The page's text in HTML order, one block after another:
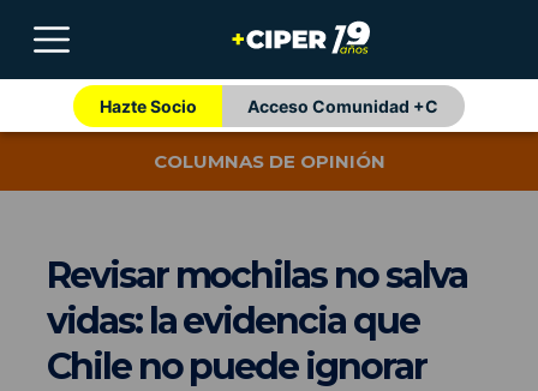
Hazte Socio Acceso Comunidad +C
COLUMNAS DE OPINIÓN
Revisar mochilas no salva
vidas: la evidencia que
Chile no puede ignorar